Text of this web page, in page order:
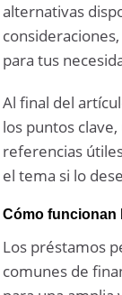
alternativas
para tus
Al final del
los puntos
referencias
el tema si lo
Cómo funcionan
Los préstamos
comunes de